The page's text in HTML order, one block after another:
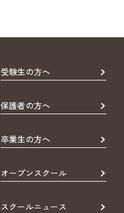
受験生の方へ
保護者の方へ
卒業生の方へ
オープンスクール
スクールニュース